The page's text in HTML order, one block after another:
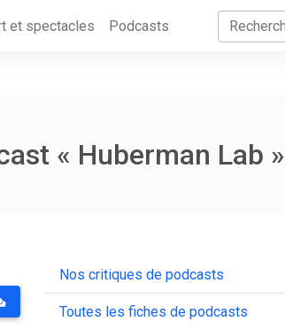
et spectacles Podcasts
« Huberman Lab »
Nos critiques de podcasts
Toutes les fiches de podcasts